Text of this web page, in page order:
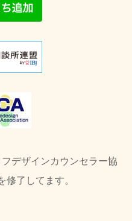
デザインカウンセラー協
修了してます。